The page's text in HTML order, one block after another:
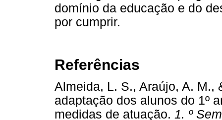
domínio da educação e do
por cumprir.
Referências
Almeida, L. S., Araújo, A. M.,
adaptação dos alunos do 1º
medidas de atuação. 1. º